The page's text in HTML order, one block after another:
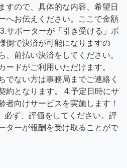
すので、具体的な内容、希望日
へお伝えください。ここで金額
サポーターが「引き受ける」ボ
側で決済が可能になりますの
、前払い決済をしてください。
ードがご利用いただけます。
でない方は事務局までご連絡く
約となります。 4.予定日時にサ
者向けサービスを実施します！
必ず、評価をしてください。評
ターが報酬を受け取ることがで